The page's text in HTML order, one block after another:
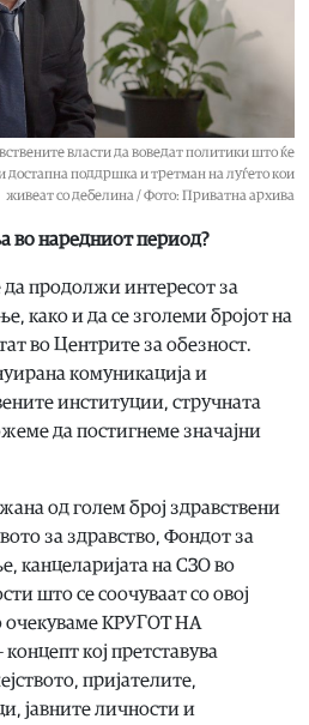
власти да воведат политики што ќе
достапна поддршка и третман на луѓето кои
живеат со дебелина / Фото: Приватна архива
во наредниот период?
продолжи интересот за
како и да се зголеми бројот на
во Центрите за обезност.
комуникација и
институции, стручната
да постигнеме значајни
од голем број здравствени
за здравство, Фондот за
канцеларијата на СЗО во
што се соочуваат со овој
КРУГОТ НА
кој претставува
пријателите,
јавните личности и